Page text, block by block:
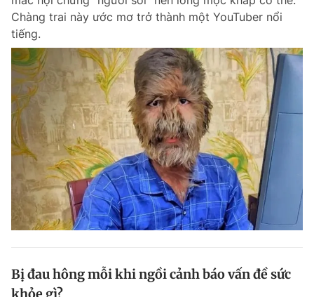
Chàng trai này ước mơ trở thành một YouTuber nổi
tiếng.
Bị đau hông mỗi khi ngồi cảnh báo vấn đề sức